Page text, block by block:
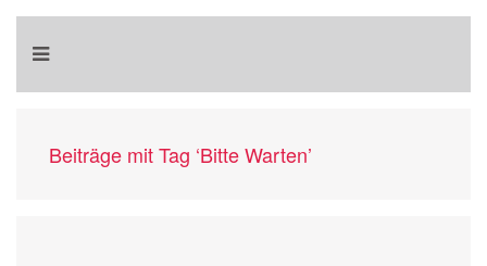
Beiträge mit Tag ‘Bitte Warten’